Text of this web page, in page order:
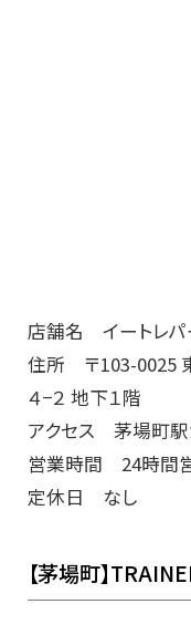
店舗名 イートレパ
住所 〒103-0025
４−２ 地下１階
アクセス 茅場町
営業時間 24時間
定休日 なし
【茅場町】